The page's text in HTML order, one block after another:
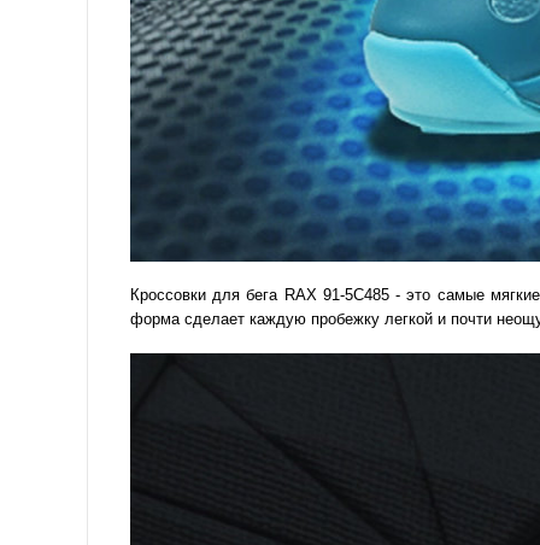
Кроссовки для бега RAX 91-5C485 - это самые
форма сделает каждую пробежку легкой и почти